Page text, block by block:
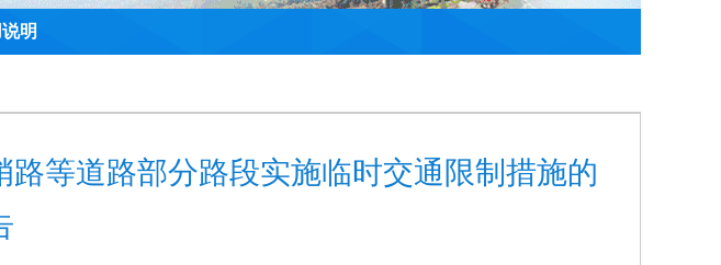
明
等道路部分路段实施临时交通限制措施的